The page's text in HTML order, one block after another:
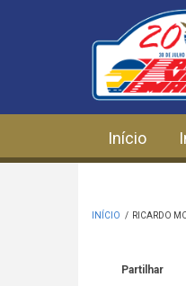
Passar para o conteúdo
Início
INÍCIO / RICARDO
Partilhar